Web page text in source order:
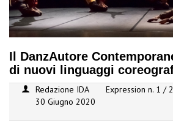
Il DanzAutore
di nuovi linguaggi
Redazione IDA
Expression n. 1 /
30 Giugno 2020